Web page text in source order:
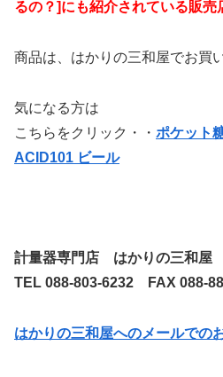
るの？]にも紹介されている販売
商品は、はかりの三和屋でお買
気になる方は
こちらをクリック・・ ポケット
ACID101 ビール
計量器専門店 はかりの三和屋
TEL 088-803-6232 FAX 088-
はかりの三和屋へのメールでの